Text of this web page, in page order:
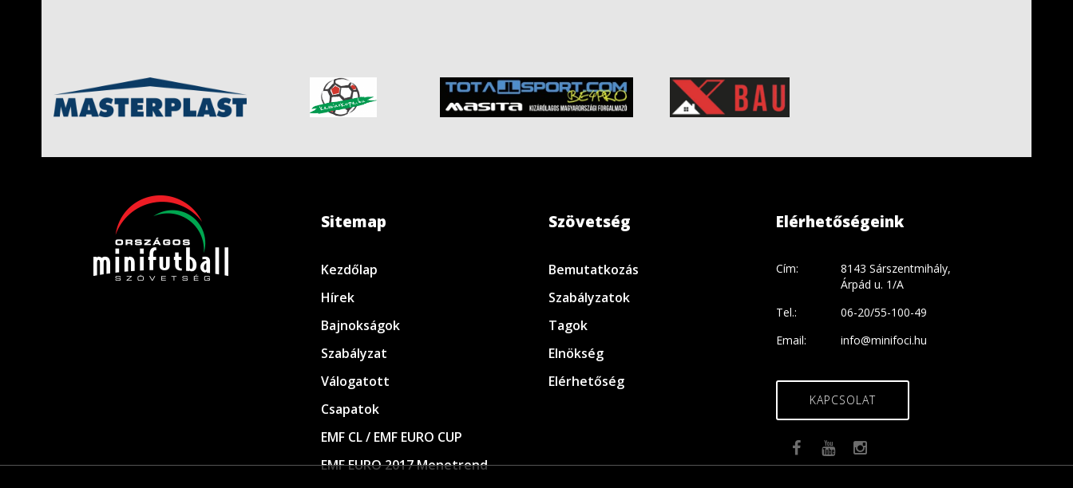
Sitemap
Kezdőlap
Hírek
Bajnokságok
Szabályzat
Válogatott
Csapatok
EMF CL / EMF EURO CUP
EMF EURO 2017 Menetrend
Szövetség
Bemutatkozás
Szabályzatok
Tagok
Elnökség
Elérhetőség
Elérhetőségeink
Cím:
8143 Sárszentmihály,
Árpád u. 1/A
Tel.:
06-20/55-100-49
Email:
info@minifoci.hu
KAPCSOLAT